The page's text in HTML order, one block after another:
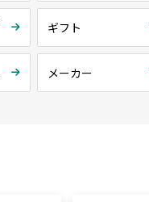
ギフト
メーカー